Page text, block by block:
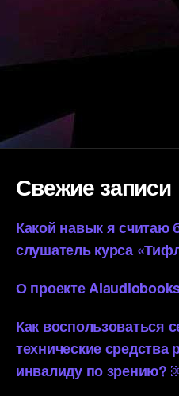
Свежие записи
Какой навык я
слушатель курса
О проекте
Как воспользоваться
технические средства
инвалиду по зрению?